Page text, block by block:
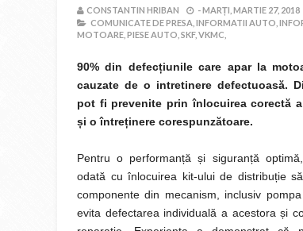
CONSTANTIN HRIBAN -MARȚI, MARTIE 27, 2018
COMUNICATE DE PRESA, INFORMATII AUTO,
MOTOARE, PIESE AUTO, SKF, VKMC,
90% din defecțiunile care apar la
cauzate de o intretinere defectuoasă.
pot fi prevenite prin înlocuirea corectă
și o întreținere corespunzătoare.
Pentru o performanță și siguranță
odată cu înlocuirea kit-ului de distribuție
componente din mecanism, inclusiv
evita defectarea individuală a acestora și